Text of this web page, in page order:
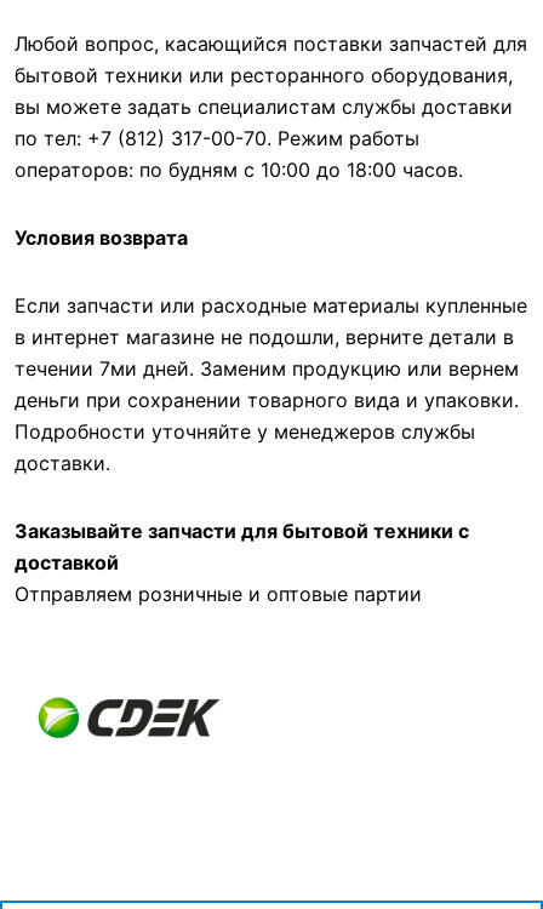
Любой вопрос, касающийся поставки запчастей для
бытовой техники или ресторанного оборудования,
вы можете задать специалистам службы доставки
по тел: +7 (812) 317-00-70. Режим работы
операторов: по будням с 10:00 до 18:00 часов.
Условия возврата
Если запчасти или расходные материалы купленные
в интернет магазине не подошли, верните детали в
течении 7ми дней. Заменим продукцию или вернем
деньги при сохранении товарного вида и упаковки.
Подробности уточняйте у менеджеров службы
доставки.
Заказывайте запчасти для бытовой техники с
доставкой
Отправляем розничные и оптовые партии